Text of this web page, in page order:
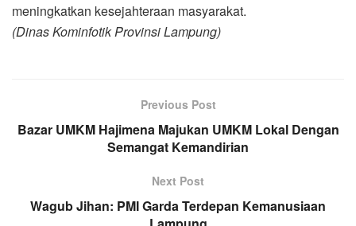
meningkatkan kesejahteraan masyarakat.
(Dinas Kominfotik Provinsi Lampung)
Previous Post
Bazar UMKM Hajimena Majukan UMKM Lokal Dengan
Semangat Kemandirian
Next Post
Wagub Jihan: PMI Garda Terdepan Kemanusiaan